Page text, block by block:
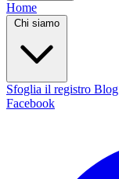
Home
Chi siamo
Sfoglia il registro Blog
Facebook